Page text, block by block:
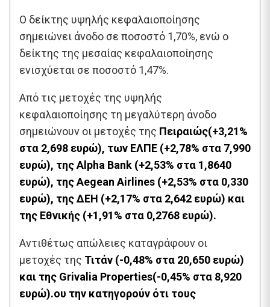
Ο δείκτης υψηλής κεφαλαιοποίησης
σημειώνει άνοδο σε ποσοστό 1,70%, ενώ ο
δείκτης της μεσαίας κεφαλαιοποίησης
ενισχύεται σε ποσοστό 1,47%.
Από τις μετοχές της υψηλής
κεφαλαιοποίησης τη μεγαλύτερη άνοδο
σημειώνουν οι μετοχές της Πειραιώς(+3,21%
στα 2,698 ευρώ), των ΕΛΠΕ (+2,78% στα 7,990
ευρώ), της Alpha Bank (+2,53% στα 1,8640
ευρώ), της Aegean Airlines (+2,53% στα 0,330
ευρώ), της ΔΕΗ (+2,17% στα 2,642 ευρώ) και
της Εθνικής (+1,91% στα 0,2768 ευρώ).
Αντιθέτως απώλειες καταγράφουν οι
μετοχές της Τιτάν (-0,48% στα 20,650 ευρώ)
και της Grivalia Properties(-0,45% στα 8,920
ευρώ).ου την κατηγορούν ότι τους